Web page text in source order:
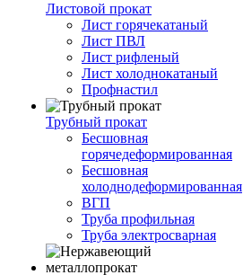
Листовой прокат
Лист горячекатаный
Лист ПВЛ
Лист рифленый
Лист холоднокатаный
Профнастил
Трубный прокат
Бесшовная
горячедеформированная
Бесшовная
холоднодеформированная
ВГП
Труба профильная
Труба электросварная